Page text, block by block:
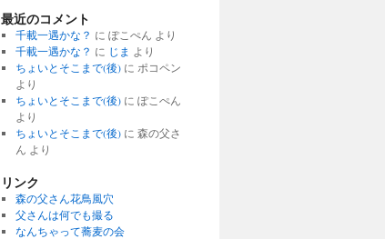
最近のコメント
千載一遇かな？ に ぽこぺん より
千載一遇かな？ に じま より
ちょいとそこまで(後)に ポコペン
より
ちょいとそこまで(後)に ぽこぺん
より
ちょいとそこまで(後)に 森の父さ
ん より
リンク
森の父さん花鳥風穴
父さんは何でも撮る
なんちゃって蕎麦の会